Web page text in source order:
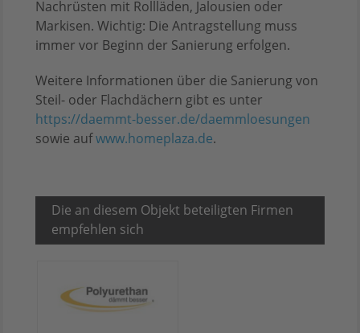
Nachrüsten mit Rollläden, Jalousien oder
Markisen. Wichtig: Die Antragstellung muss
immer vor Beginn der Sanierung erfolgen.
Weitere Informationen über die Sanierung von
Steil- oder Flachdächern gibt es unter
https://daemmt-besser.de/daemmloesungen
sowie aufwww.homeplaza.de.
Die an diesem Objekt beteiligten Firmen
empfehlen sich